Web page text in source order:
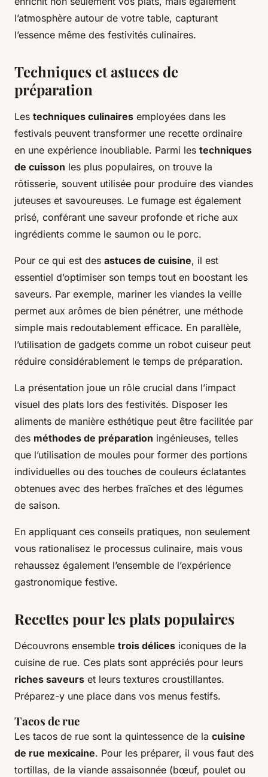
l’atmosphère autour de votre table, capturant
l’essence même des festivités culinaires.
Techniques et astuces de
préparation
Les techniques culinaires employées dans les
festivals peuvent transformer une recette ordinaire
en une expérience inoubliable. Parmi les techniques
de cuisson les plus populaires, on trouve la
rôtisserie, souvent utilisée pour produire des viandes
juteuses et savoureuses. Le fumage est également
prisé, conférant une saveur profonde et riche aux
ingrédients comme le saumon ou le porc.
Pour ce qui est des astuces de cuisine, il est
essentiel d’optimiser son temps tout en boostant les
saveurs. Par exemple, mariner les viandes la veille
permet aux arômes de bien pénétrer, une méthode
simple mais redoutablement efficace. En parallèle,
l’utilisation de gadgets comme un robot cuiseur peut
réduire considérablement le temps de préparation.
La présentation joue un rôle crucial dans l’impact
visuel des plats lors des festivités. Disposer les
aliments de manière esthétique peut être facilitée par
des méthodes de préparation ingénieuses, telles
que l’utilisation de moules pour former des portions
individuelles ou des touches de couleurs éclatantes
obtenues avec des herbes fraîches et des légumes
de saison.
En appliquant ces conseils pratiques, non seulement
vous rationalisez le processus culinaire, mais vous
rehaussez également l’ensemble de l’expérience
gastronomique festive.
Recettes pour les plats populaires
Découvrons ensemble trois délices iconiques de la
cuisine de rue. Ces plats sont appréciés pour leurs
riches saveurs et leurs textures croustillantes.
Préparez-y une place dans vos menus festifs.
Tacos de rue
Les tacos de rue sont la quintessence de la cuisine
de rue mexicaine. Pour les préparer, il vous faut des
tortillas, de la viande assaisonnée (bœuf, poulet ou